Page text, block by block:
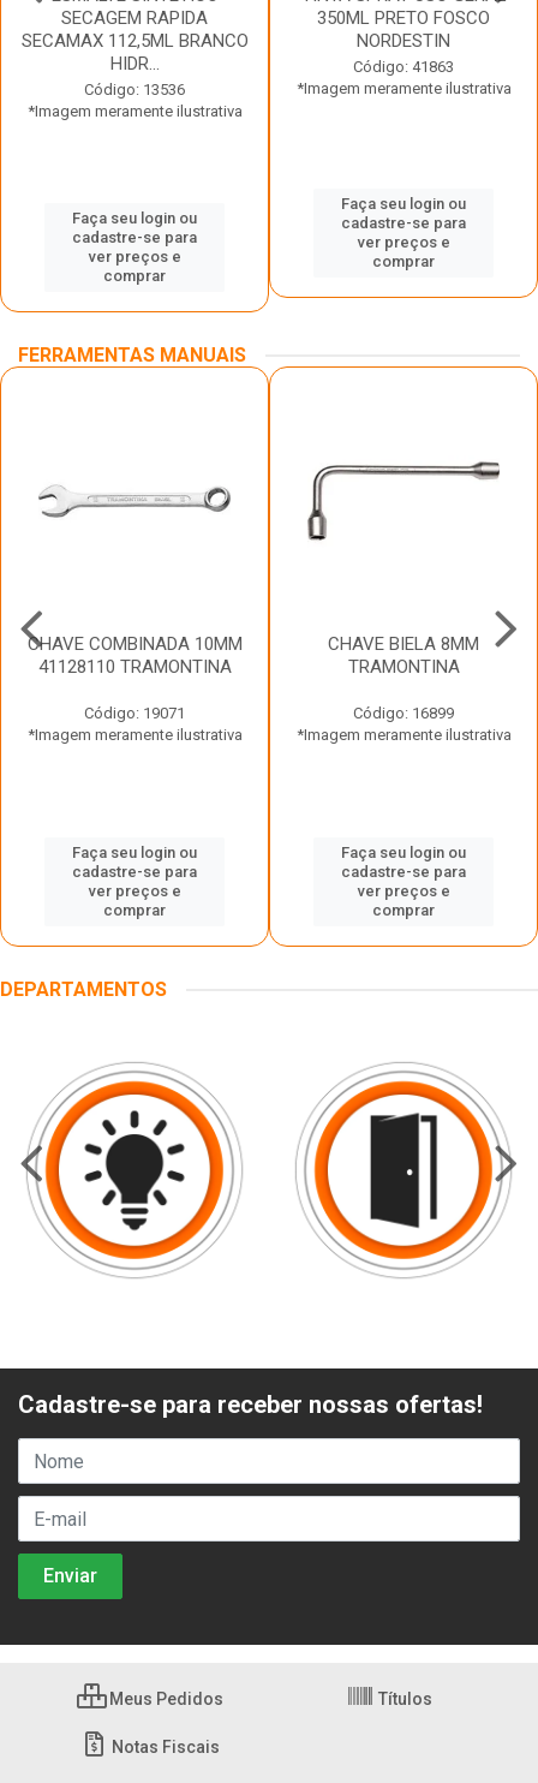
SECAGEM RAPIDA
SECAMAX 112,5ML BRANCO
HIDR...
Código: 13536
*Imagem meramente ilustrativa
Faça seu login ou
cadastre-se para
ver preços e
comprar
350ML PRETO FOSCO
NORDESTIN
Código: 41863
*Imagem meramente ilustrativa
Faça seu login ou
cadastre-se para
ver preços e
comprar
FERRAMENTAS MANUAIS
CHAVE COMBINADA 10MM
41128110 TRAMONTINA
Código: 19071
*Imagem meramente ilustrativa
Faça seu login ou
cadastre-se para
ver preços e
comprar
CHAVE BIELA 8MM
TRAMONTINA
Código: 16899
*Imagem meramente ilustrativa
Faça seu login ou
cadastre-se para
ver preços e
comprar
DEPARTAMENTOS
Cadastre-se para receber nossas ofertas!
Meus Pedidos Títulos
Notas Fiscais